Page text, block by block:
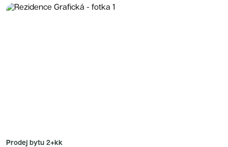
Prodej bytu 2+kk